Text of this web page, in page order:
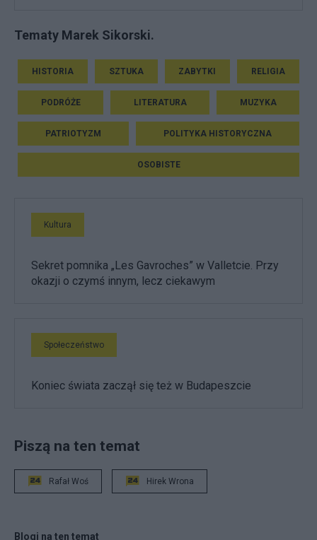
Tematy Marek Sikorski.
HISTORIA SZTUKA ZABYTKI RELIGIA
PODRÓŻE LITERATURA MUZYKA
PATRIOTYZM POLITYKA HISTORYCZNA
OSOBISTE
Kultura
Sekret pomnika „Les Gavroches” w Valletcie. Przy
okazji o czymś innym, lecz ciekawym
Społeczeństwo
Koniec świata zaczął się też w Budapeszcie
Piszą na ten temat
Rafał Woś Hirek Wrona
Blogi na ten temat